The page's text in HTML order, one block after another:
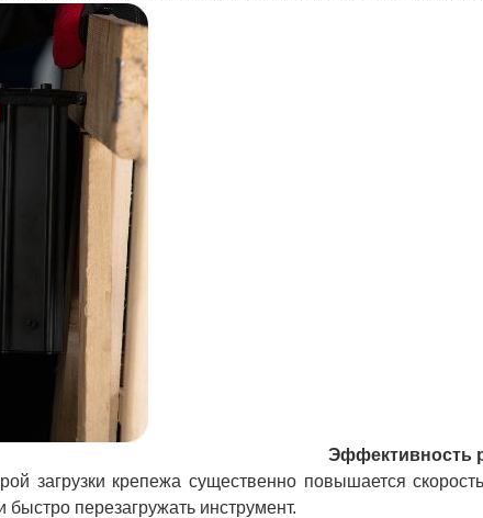
Эффективность
загрузки крепежа существенно повышается
перезагружать инструмент.